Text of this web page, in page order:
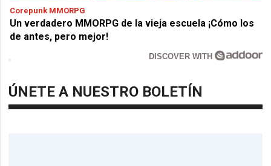
Corepunk MMORPG
Un verdadero MMORPG de la vieja escuela ¡Cómo los
de antes, pero mejor!
DISCOVER WITH
ÚNETE A NUESTRO BOLETÍN